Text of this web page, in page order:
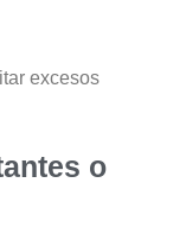
excesos
o